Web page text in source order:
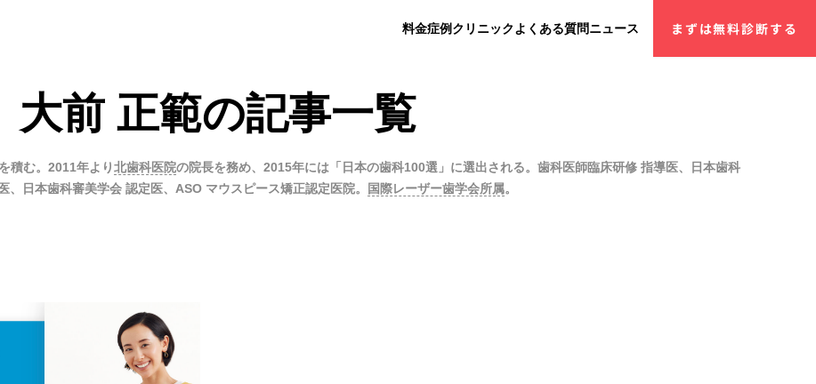
料金症例クリニックよくある質問ニュース まずは無料診断する
大前 正範の記事一覧
積む。2011年より北歯科医院の院長を務め、2015年には「日本の歯科100選」に選出される。歯科医師臨床研修 指導医、日本歯科
、日本歯科審美学会 認定医、ASO マウスピース矯正認定医院。
国際レーザー歯学会所属。